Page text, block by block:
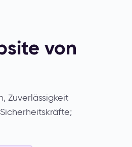
von
Zuverlässigkeit